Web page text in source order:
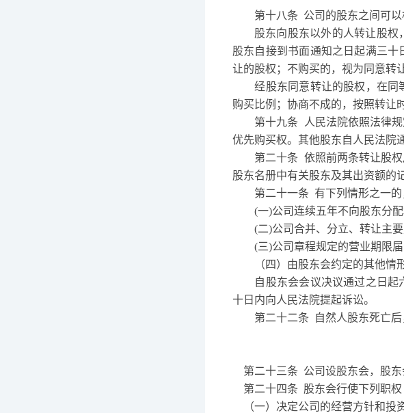
第十八条 公司的股东之间可
股东向股东以外的人转让股
股东自接到书面通知之日起满三
让的股权；不购买的，视为同意转让
经股东同意转让的股权，在同等
购买比例；协商不成的，按照转让
第十九条
人民法院依照法律
优先购买权。其他股东自人民法院
第二十条 依照前两条转让股
股东名册中有关股东及其出资额的
第二十一条 有下列情形之一
(一)公司连续五年不向股东分
(二)公司合并、分立、转让主要
(三)公司章程规定的营业期限
（四）由股东会约定的其他情
自股东会会议决议通过之日起六
十日内向人民法院提起诉讼。
第二十二条
自然人股东死亡
第二十三条 公司设股东会，股
第二十四条 股东会行使下列职权
（一）决定公司的经营方针和投